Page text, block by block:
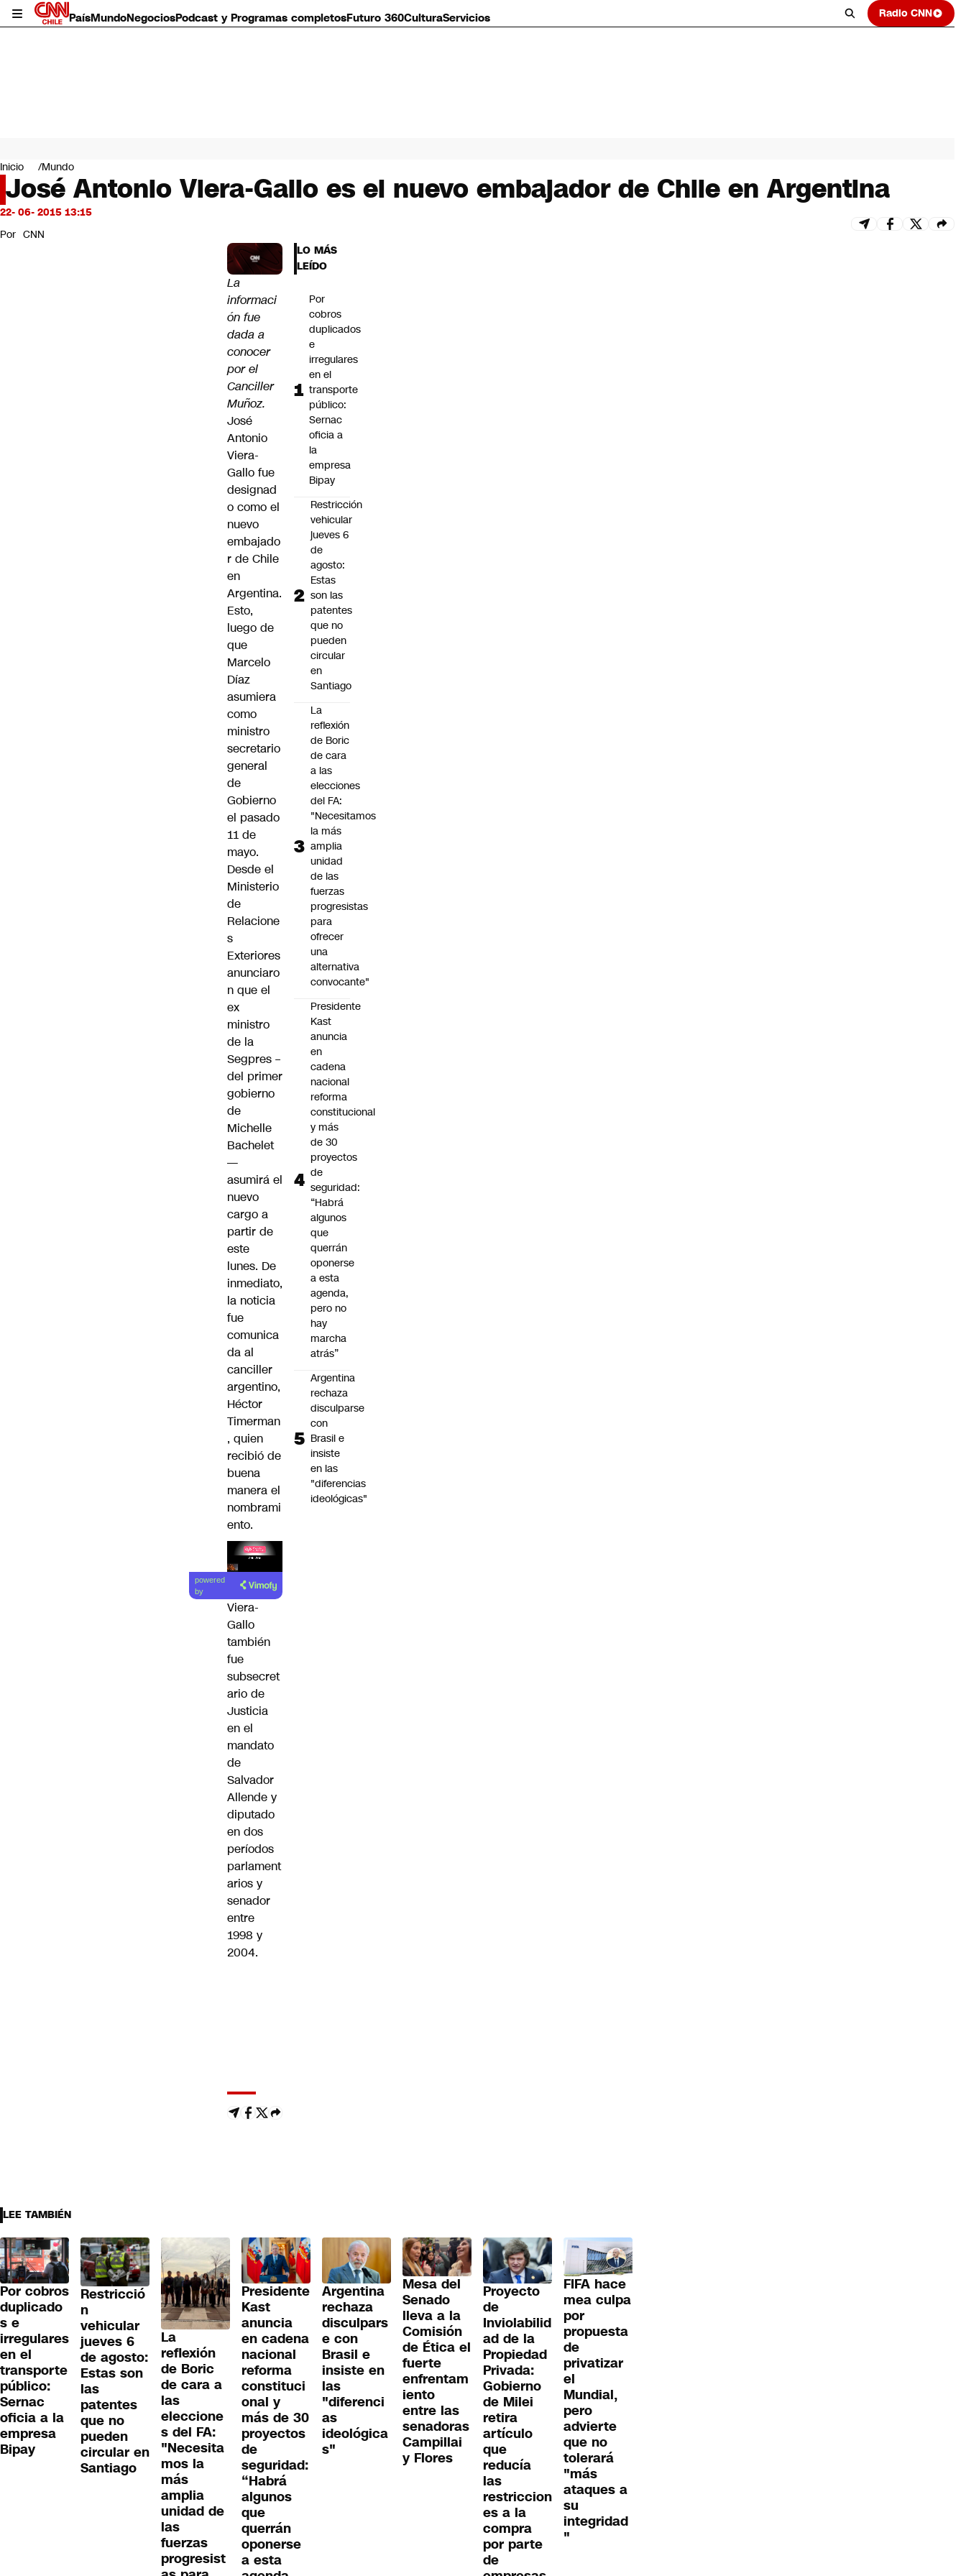
PaísMundoNegociosPodcast y Programas completosFuturo 360CulturaServicios Radio CNN
Mundo
Negocios
Deportes
Programas completos
Servicios
Inicio Mundo
José Antonio Viera-Gallo es el nuevo embajador de Chile en Argentina
22- 06- 2015 13:15
Por CNN
La
informaci
ón fue
dada a
conocer
por el
Canciller
Muñoz.
José
Antonio
Viera-
Gallo fue
designad
o como el
nuevo
embajado
r de Chile
en
Argentina.
Esto,
luego de
que
Marcelo
Díaz
asumiera
como
ministro
secretario
general
de
Gobierno
el pasado
11 de
mayo.
Desde el
Ministerio
de
Relacione
s
Exteriores
anunciaro
n que el
ex
ministro
de la
Segpres –
del primer
gobierno
de
Michelle
Bachelet
—
asumirá el
nuevo
cargo a
partir de
este
lunes. De
inmediato,
la noticia
fue
comunica
da al
canciller
argentino,
Héctor
Timerman
, quien
recibió de
buena
manera el
nombrami
ento.
Lea el
artículo
powered
by
Viera-
Gallo
también
fue
subsecret
ario de
Justicia
en el
mandato
de
Salvador
Allende y
diputado
en dos
períodos
parlament
arios y
senador
entre
1998 y
2004.
LO MÁS
LEÍDO
Por
cobros
duplicados
e
irregulares
en el
transporte
público:
Sernac
oficia a
la
empresa
Bipay
Restricción
vehicular
jueves 6
de
agosto:
Estas
son las
patentes
que no
pueden
circular
en
Santiago
La
reflexión
de Boric
de cara
a las
elecciones
del FA:
"Necesitamos
la más
amplia
unidad
de las
fuerzas
progresistas
para
ofrecer
una
alternativa
convocante"
Presidente
Kast
anuncia
en
cadena
nacional
reforma
constitucional
y más
de 30
proyectos
de
seguridad:
“Habrá
algunos
que
querrán
oponerse
a esta
agenda,
pero no
hay
marcha
atrás”
Argentina
rechaza
disculparse
con
Brasil e
insiste
en las
"diferencias
ideológicas"
LEE TAMBIÉN
Por cobros
duplicado
s e
irregulares
en el
transporte
público:
Sernac
oficia a la
empresa
Bipay
Restricció
n
vehicular
jueves 6
de agosto:
Estas son
las
patentes
que no
pueden
circular en
Santiago
La
reflexión
de Boric
de cara a
las
eleccione
s del FA:
"Necesita
mos la
más
amplia
unidad de
las
fuerzas
progresist
Presidente
Kast
anuncia
en cadena
nacional
reforma
constituci
onal y
más de 30
proyectos
de
seguridad:
“Habrá
algunos
que
querrán
oponerse
a esta
Argentina
rechaza
disculpars
e con
Brasil e
insiste en
las
"diferenci
as
ideológica
s"
Mesa del
Senado
lleva a la
Comisión
de Ética el
fuerte
enfrentam
iento
entre las
senadoras
Campillai
y Flores
Proyecto
de
Inviolabilid
ad de la
Propiedad
Privada:
Gobierno
de Milei
retira
artículo
que
reducía
las
restriccion
es a la
compra
por parte
de
FIFA hace
mea culpa
por
propuesta
de
privatizar
el
Mundial,
pero
advierte
que no
tolerará
"más
ataques a
su
integridad
"